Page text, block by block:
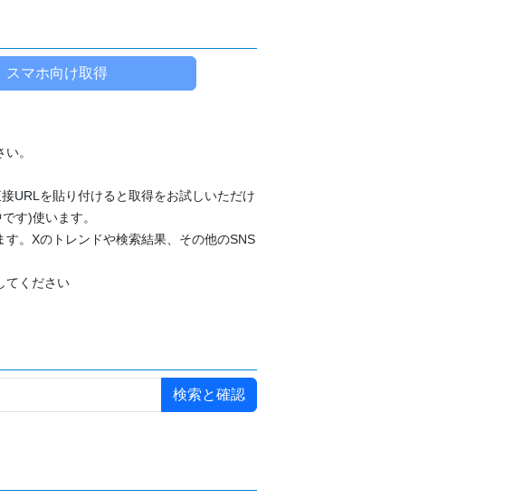
。
URLを貼り付けると取得をお試しいただけ
す)使います。
。Xのトレンドや検索結果、その他のSNS
てください